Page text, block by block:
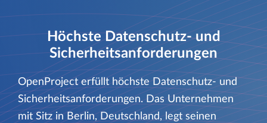
Höchste Datenschutz- und
Sicherheitsanforderungen
OpenProject erfüllt höchste Datenschutz- und
Sicherheitsanforderungen. Das Unternehmen
mit Sitz in Berlin, Deutschland, legt seinen